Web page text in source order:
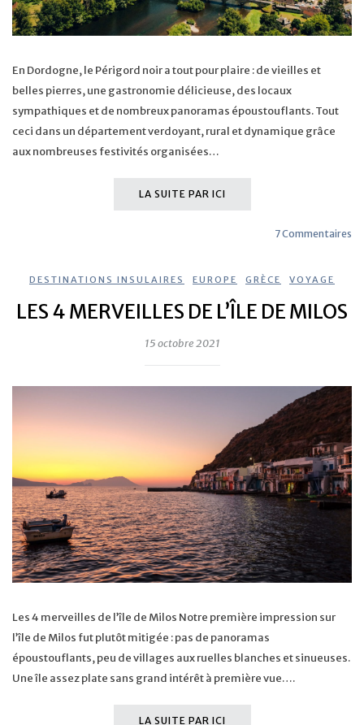
En Dordogne, le Périgord noir a tout pour plaire : de vieilles et
belles pierres, une gastronomie délicieuse, des locaux
sympathiques et de nombreux panoramas époustouflants. Tout
ceci dans un département verdoyant, rural et dynamique grâce
aux nombreuses festivités organisées…
LA SUITE PAR ICI
7 Commentaires
DESTINATIONS INSULAIRES EUROPE GRÈCE VOYAGE
LES 4 MERVEILLES DE L’ÎLE DE MILOS
15 octobre 2021
Les 4 merveilles de l’île de Milos Notre première impression sur
l’île de Milos fut plutôt mitigée : pas de panoramas
époustouflants, peu de villages aux ruelles blanches et sinueuses.
Une île assez plate sans grand intérêt à première vue….
LA SUITE PAR ICI